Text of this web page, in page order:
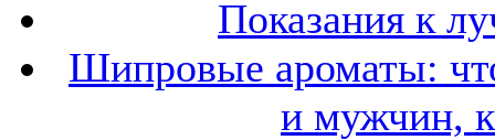
Показания к
Шипровые ароматы:
и мужчин,